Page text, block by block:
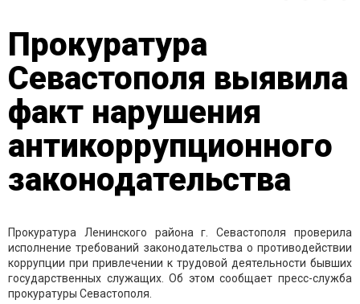
Прокуратура
Севастополя выявила
факт нарушения
антикоррупционного
законодательства
Прокуратура Ленинского района г. Севастополя проверила
исполнение требований законодательства о противодействии
коррупции при привлечении к трудовой деятельности бывших
государственных служащих. Об этом сообщает пресс-служба
прокуратуры Севастополя.